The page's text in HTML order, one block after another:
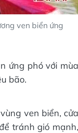
ven biển ứng
ứng phó với mùa
bão.
ven biển, cửa
tránh gió mạnh,